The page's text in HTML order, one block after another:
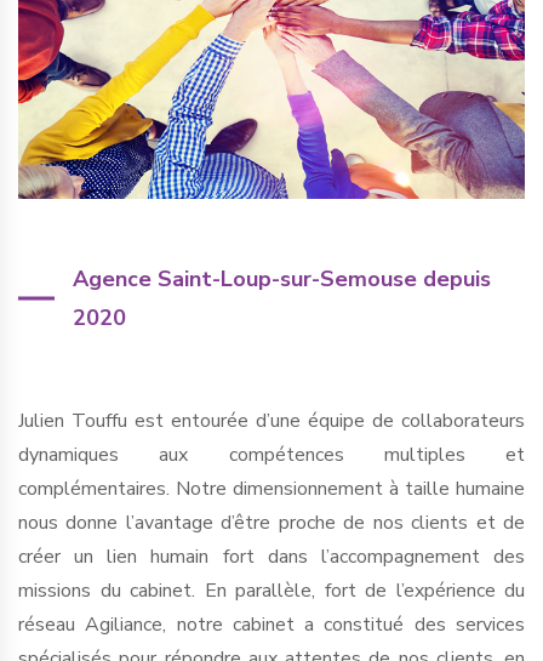
Agence Saint-Loup-sur-Semouse depuis
2020
Julien Touffu est entourée d’une équipe de collaborateurs
dynamiques aux compétences multiples et
complémentaires. Notre dimensionnement à taille humaine
nous donne l’avantage d’être proche de nos clients et de
créer un lien humain fort dans l’accompagnement des
missions du cabinet. En parallèle, fort de l’expérience du
réseau Agiliance, notre cabinet a constitué des services